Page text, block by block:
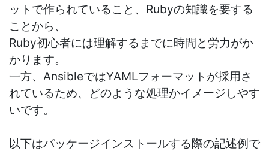
ットで作られていること、Rubyの知識を要する
ことから、
Ruby初心者には理解するまでに時間と労力がか
かります。
一方、AnsibleではYAMLフォーマットが採用さ
れているため、どのような処理かイメージしやす
いです。
以下はパッケージインストールする際の記述例で